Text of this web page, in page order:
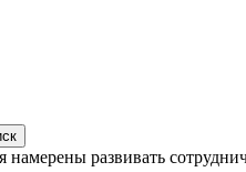
развивать